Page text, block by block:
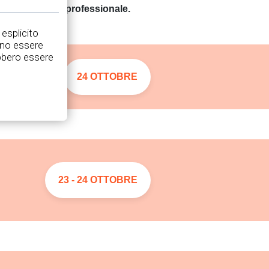
personale e professionale.
24 OTTOBRE
23 - 24 OTTOBRE
essere
essere